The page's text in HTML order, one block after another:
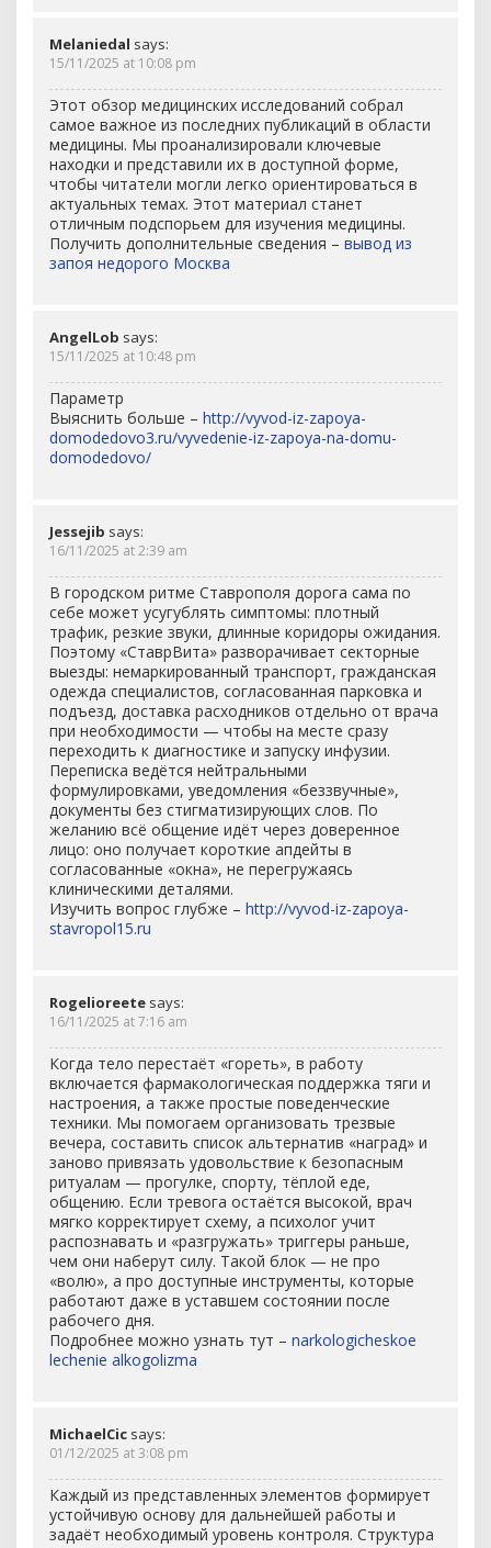
Melaniedal says:
15/11/2025 at 10:08 pm
Этот обзор медицинских исследований собрал
самое важное из последних публикаций в области
медицины. Мы проанализировали ключевые
находки и представили их в доступной форме,
чтобы читатели могли легко ориентироваться в
актуальных темах. Этот материал станет
отличным подспорьем для изучения медицины.
Получить дополнительные сведения – вывод из
запоя недорого Москва
AngelLob says:
15/11/2025 at 10:48 pm
Параметр
Выяснить больше – http://vyvod-iz-zapoya-
domodedovo3.ru/vyvedenie-iz-zapoya-na-domu-
domodedovo/
Jessejib says:
16/11/2025 at 2:39 am
В городском ритме Ставрополя дорога сама по
себе может усугублять симптомы: плотный
трафик, резкие звуки, длинные коридоры ожидания.
Поэтому «СтаврВита» разворачивает секторные
выезды: немаркированный транспорт, гражданская
одежда специалистов, согласованная парковка и
подъезд, доставка расходников отдельно от врача
при необходимости — чтобы на месте сразу
переходить к диагностике и запуску инфузии.
Переписка ведётся нейтральными
формулировками, уведомления «беззвучные»,
документы без стигматизирующих слов. По
желанию всё общение идёт через доверенное
лицо: оно получает короткие апдейты в
согласованные «окна», не перегружаясь
клиническими деталями.
Изучить вопрос глубже – http://vyvod-iz-zapoya-
stavropol15.ru
Rogelioreete says:
16/11/2025 at 7:16 am
Когда тело перестаёт «гореть», в работу
включается фармакологическая поддержка тяги и
настроения, а также простые поведенческие
техники. Мы помогаем организовать трезвые
вечера, составить список альтернатив «наград» и
заново привязать удовольствие к безопасным
ритуалам — прогулке, спорту, тёплой еде,
общению. Если тревога остаётся высокой, врач
мягко корректирует схему, а психолог учит
распознавать и «разгружать» триггеры раньше,
чем они наберут силу. Такой блок — не про
«волю», а про доступные инструменты, которые
работают даже в уставшем состоянии после
рабочего дня.
Подробнее можно узнать тут – narkologicheskoe
lechenie alkogolizma
MichaelCic says:
01/12/2025 at 3:08 pm
Каждый из представленных элементов формирует
устойчивую основу для дальнейшей работы и
задаёт необходимый уровень контроля. Структура